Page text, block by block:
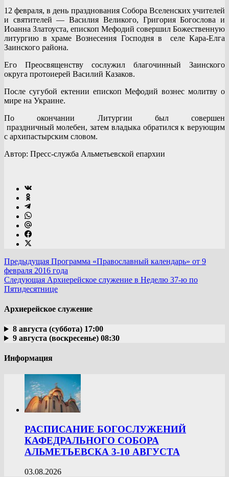
12 февраля, в день празднования Собора Вселенских учителей
и святителей — Василия Великого, Григория Богослова и
Иоанна Златоуста, епископ Мефодий совершил Божественную
литургию в храме Вознесения Господня в селе Кара-Елга
Заинского района.
Его Преосвященству сослужил благочинный Заинского
округа протоиерей Василий Казаков.
После сугубой ектении епископ Мефодий вознес молитву о
мире на Украине.
По окончании Литургии был совершен
праздничный молебен, затем владыка обратился к верующим
с архипастырским словом.
Автор: Пресс-служба Альметьевской епархии
Предыдущая Программа «Православный календарь» от 9
февраля 2016 года
Следующая Архиерейское служение в Неделю 37-ю по
Пятидесятнице
Архиерейское служение
8 августа (суббота) 17:00
9 августа (воскресенье) 08:30
Информация
РАСПИСАНИЕ БОГОСЛУЖЕНИЙ
КАФЕДРАЛЬНОГО СОБОРА
АЛЬМЕТЬЕВСКА 3-10 АВГУСТА
03.08.2026